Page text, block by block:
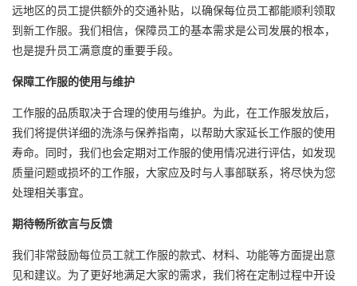
远地区的员工提供额外的交通补贴，以确保每位员工都能顺利领取
到新工作服。我们相信，保障员工的基本需求是公司发展的根本，
也是提升员工满意度的重要手段。
保障工作服的使用与维护
工作服的品质取决于合理的使用与维护。为此，在工作服发放后，
我们将提供详细的洗涤与保养指南，以帮助大家延长工作服的使用
寿命。同时，我们也会定期对工作服的使用情况进行评估，如发现
质量问题或损坏的工作服，大家应及时与人事部联系，将尽快为您
处理相关事宜。
期待畅所欲言与反馈
我们非常鼓励每位员工就工作服的款式、材料、功能等方面提出意
见和建议。为了更好地满足大家的需求，我们将在定制过程中开设